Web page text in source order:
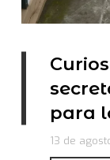
para
13 de